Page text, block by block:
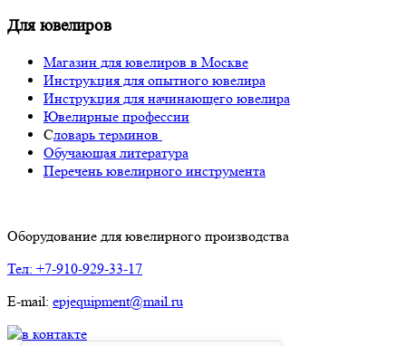
Для ювелиров
Магазин для ювелиров в Москве
Инструкция для опытного ювелира
Инструкция для начинающего ювелира
Ювелирные профессии
Словарь терминов
Обучающая литература
Перечень ювелирного инструмента
Оборудование для ювелирного производства
Тел: +7-910-929-33-17
E-mail: epjequipment@mail.ru